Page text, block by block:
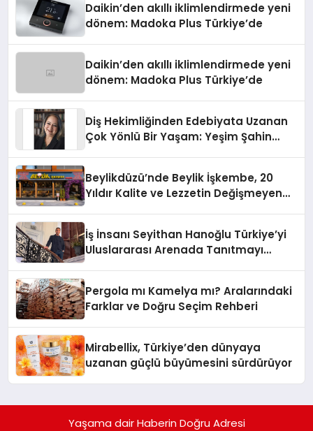
Daikin’den akıllı iklimlendirmede yeni
dönem: Madoka Plus Türkiye’de
Daikin’den akıllı iklimlendirmede yeni
dönem: Madoka Plus Türkiye’de
Diş Hekimliğinden Edebiyata Uzanan
Çok Yönlü Bir Yaşam: Yeşim Şahin
Beylikdüzü’nde Beylik İşkembe, 20
Yıldır Kalite ve Lezzetin Değişmeyen
İş İnsanı Seyithan Hanoğlu Türkiye’yi
Uluslararası Arenada Tanıtmayı
Pergola mı Kamelya mı? Aralarındaki
Farklar ve Doğru Seçim Rehberi
Mirabellix, Türkiye’den dünyaya
uzanan güçlü büyümesini sürdürüyor
Yaşama dair Haberin Doğru Adresi